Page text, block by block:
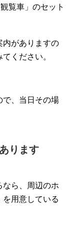
覧車」のセット
内がありますの
ください。
で、当日その場
ります
なら、周辺のホ
を用意している